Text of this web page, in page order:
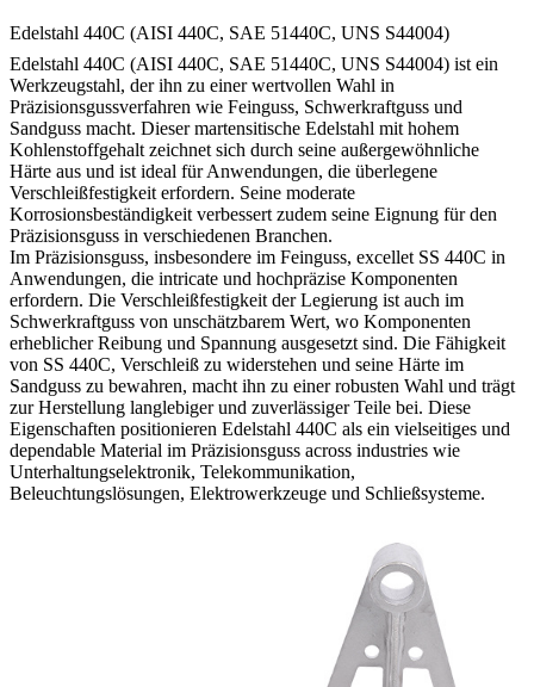
Edelstahl 440C (AISI 440C, SAE 51440C, UNS S44004)
Edelstahl 440C (AISI 440C, SAE 51440C, UNS S44004) ist ein
Werkzeugstahl, der ihn zu einer wertvollen Wahl in
Präzisionsgussverfahren wie Feinguss, Schwerkraftguss und
Sandguss macht. Dieser martensitische Edelstahl mit hohem
Kohlenstoffgehalt zeichnet sich durch seine außergewöhnliche
Härte aus und ist ideal für Anwendungen, die überlegene
Verschleißfestigkeit erfordern. Seine moderate
Korrosionsbeständigkeit verbessert zudem seine Eignung für den
Präzisionsguss in verschiedenen Branchen.
Im Präzisionsguss, insbesondere im Feinguss, excellet SS 440C in
Anwendungen, die intricate und hochpräzise Komponenten
erfordern. Die Verschleißfestigkeit der Legierung ist auch im
Schwerkraftguss von unschätzbarem Wert, wo Komponenten
erheblicher Reibung und Spannung ausgesetzt sind. Die Fähigkeit
von SS 440C, Verschleiß zu widerstehen und seine Härte im
Sandguss zu bewahren, macht ihn zu einer robusten Wahl und trägt
zur Herstellung langlebiger und zuverlässiger Teile bei. Diese
Eigenschaften positionieren Edelstahl 440C als ein vielseitiges und
dependable Material im Präzisionsguss across industries wie
Unterhaltungselektronik, Telekommunikation,
Beleuchtungslösungen, Elektrowerkzeuge und Schließsysteme.